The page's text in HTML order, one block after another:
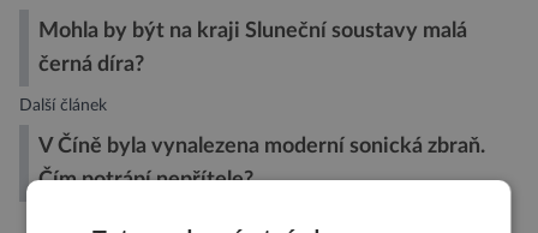
Mohla by být na kraji Sluneční soustavy malá
černá díra?
Další článek
V Číně byla vynalezena moderní sonická zbraň.
Čím potrápí nepřítele?